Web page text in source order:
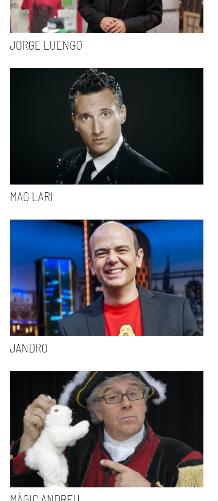
JORGE LUENGO
MAG LARI
JANDRO